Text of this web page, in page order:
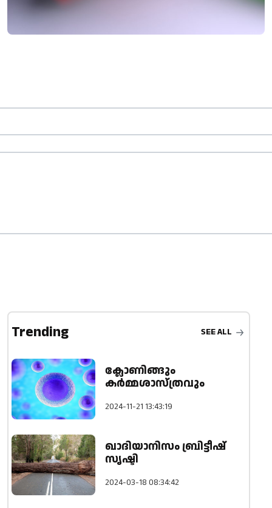
Trending SEE ALL
ക്ലോണിങ്ങും
കർമ്മശാസ്ത്രവും
2024-11-21 13:43:19
ഖാദിയാനിസം ബ്രിട്ടീഷ്
സൃഷ്ടി
2024-03-18 08:34:42